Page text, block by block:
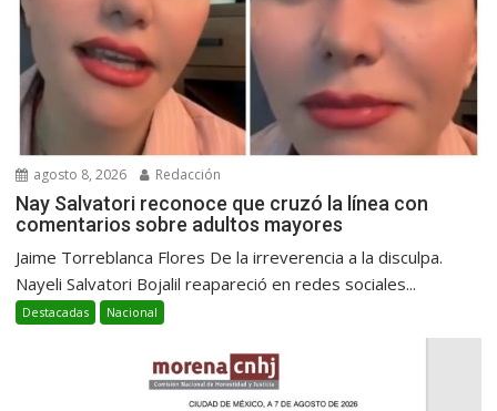
agosto 8, 2026 Redacción
Nay Salvatori reconoce que cruzó la línea con
comentarios sobre adultos mayores
Jaime Torreblanca Flores De la irreverencia a la disculpa.
Nayeli Salvatori Bojalil reapareció en redes sociales...
Destacadas Nacional